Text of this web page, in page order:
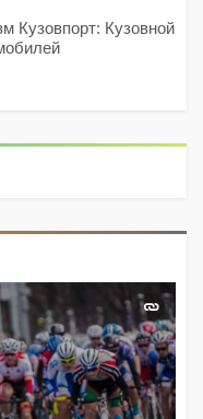
Кузовпорт: Кузовной